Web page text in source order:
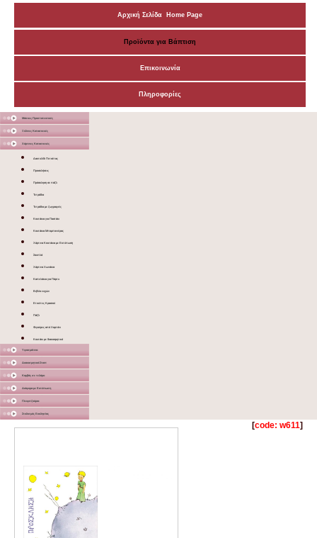
Αρχική Σελίδα Home Page
Προϊόντα για Βάπτιση
Επικοινωνία
Πληροφορίες
Μάσκες Προστατευτικές
Ξύλινες Κατασκευές
Χάρτινες Κατασκευές
Δακτυλίδι Πετσέτας
Προσκλήσεις
Πρόσκληση σε πάζλ
Τετράδια
Τετράδια με ζωγραφιές
Κουτάκια για Παστάκι
Κουτάκια Μπομπονιέρας
Χάρτινα Κουτάκια με Εκτύπωση
Σουπλά
Χάρτινα Χωνάκια
Καπελάκια για Πάρτυ
Βιβλίο ευχών
Ετικέτες Κρασιού
Πάζλ
Φιγούρες από Χαρτόνι
Κουτάκι με διακοσμητικό
Υφασμάτινα
Διακοσμητικά Σταντ
Καμβάς σε τελάρο
Διάφορα με Εκτύπωση
Γλειφιτζούρια
Στολισμός Εκκλησίας
[code: w611]